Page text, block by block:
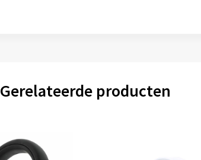
Gerelateerde producten